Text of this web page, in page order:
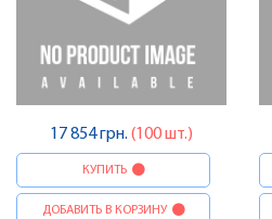
17 854 грн. (100 шт.)
КУПИТЬ
ДОБАВИТЬ В КОРЗИНУ